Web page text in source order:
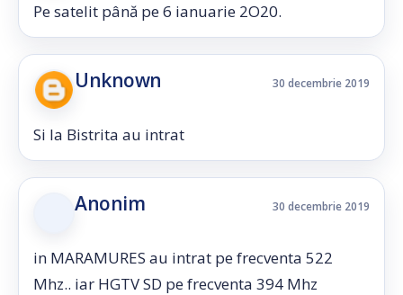
Pe satelit până pe 6 ianuarie 2O20.
Unknown 30 decembrie 2019
Si la Bistrita au intrat
Anonim 30 decembrie 2019
in MARAMURES au intrat pe frecventa 522
Mhz.. iar HGTV SD pe frecventa 394 Mhz